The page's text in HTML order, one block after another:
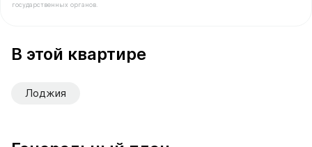
государственных органов.
В этой квартире
Лоджия